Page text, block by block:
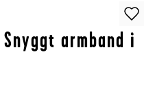
armband i